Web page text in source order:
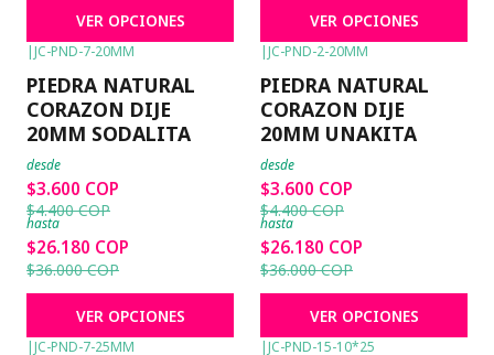
VER OPCIONES VER OPCIONES
JC-PND-7-20MM
PIEDRA NATURAL
CORAZON DIJE
20MM SODALITA
desde
$3.600 COP
$4.400 COP
hasta
$26.180 COP
$36.000 COP
VER OPCIONES
JC-PND-2-20MM
PIEDRA NATURAL
CORAZON DIJE
20MM UNAKITA
desde
$3.600 COP
$4.400 COP
hasta
$26.180 COP
$36.000 COP
VER OPCIONES
|JC-PND-7-25MM |JC-PND-15-10*25